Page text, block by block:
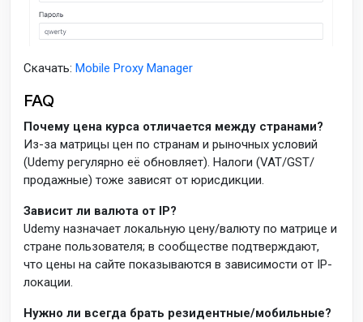
Скачать: Mobile Proxy Manager
FAQ
Почему цена курса отличается между странами?
Из-за матрицы цен по странам и рыночных условий
(Udemy регулярно её обновляет). Налоги (VAT/GST/
продажные) тоже зависят от юрисдикции.
Зависит ли валюта от IP?
Udemy назначает локальную цену/валюту по матрице и
стране пользователя; в сообществе подтверждают,
что цены на сайте показываются в зависимости от IP-
локации.
Нужно ли всегда брать резидентные/мобильные?